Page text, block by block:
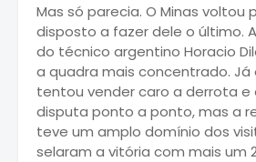
Mas só parecia. O Minas voltou
disposto a fazer dele o último.
do técnico argentino Horacio
a quadra mais concentrado. Já
tentou vender caro a derrota e
disputa ponto a ponto, mas a
teve um amplo domínio dos
selaram a vitória com mais um